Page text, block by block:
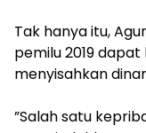
​Tak hanya itu,
pemilu 2019
menyisahkan
​”Salah satu